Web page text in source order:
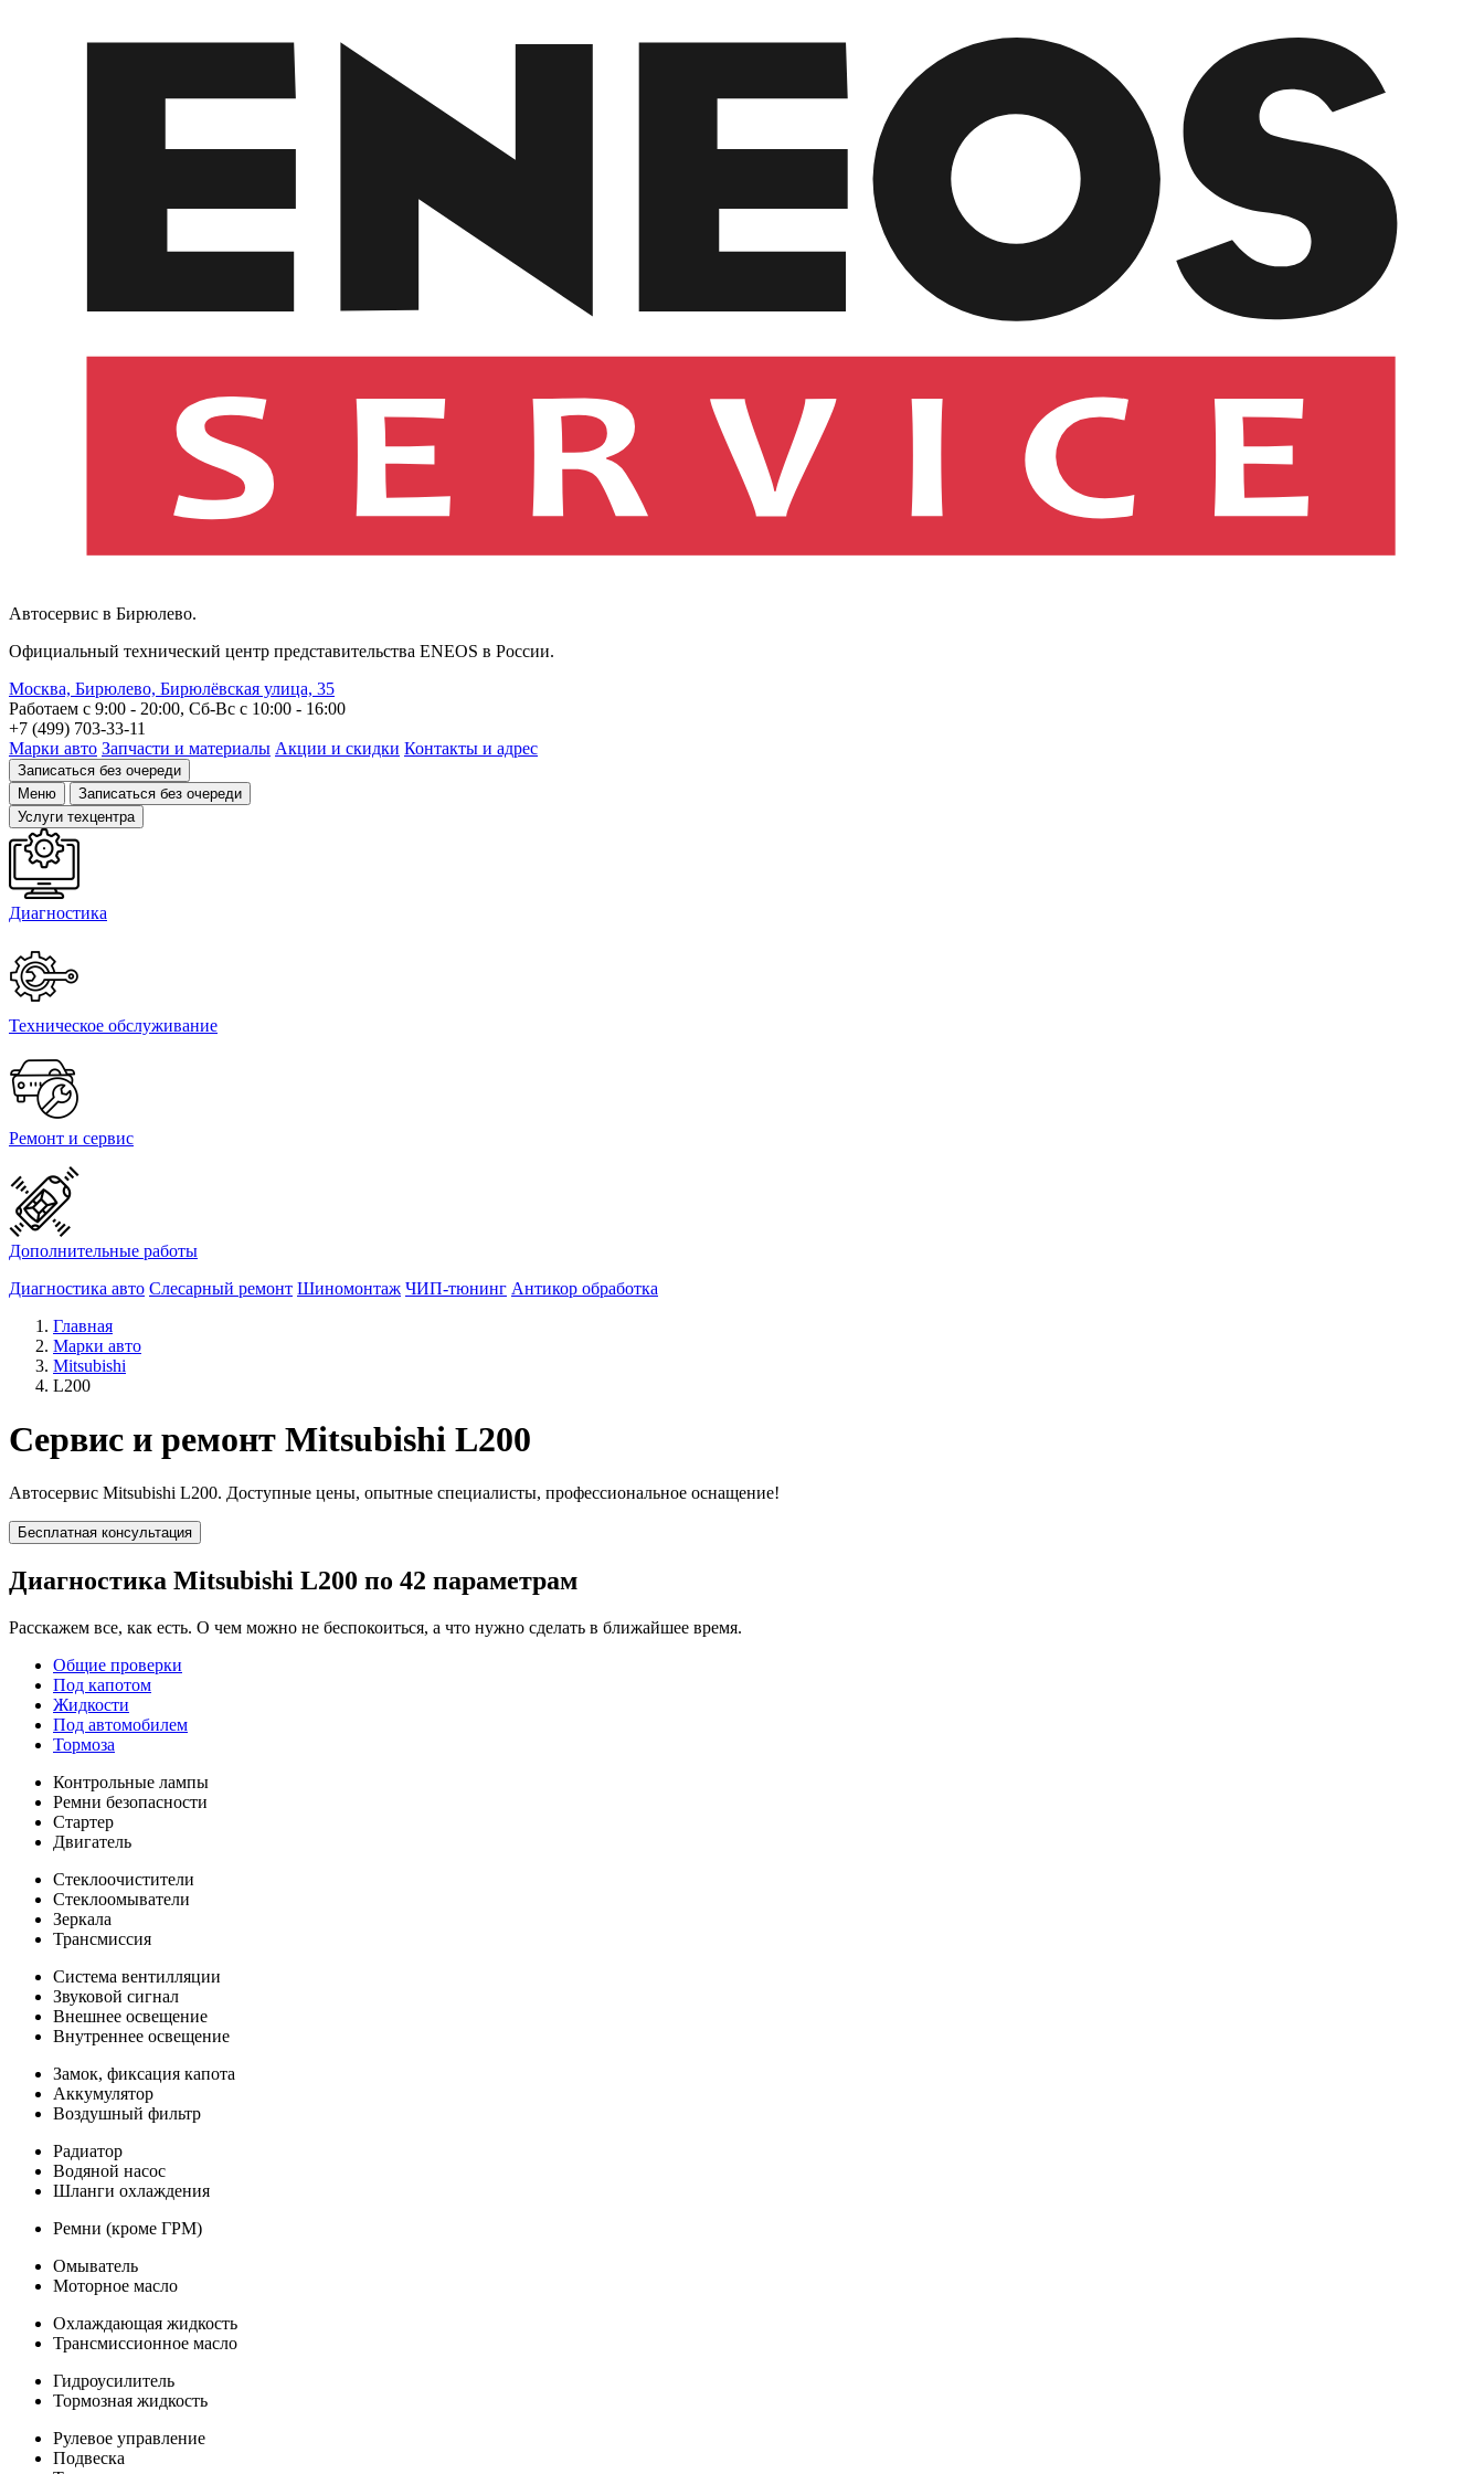
Автосервис в Бирюлево.
Официальный технический центр представительства ENEOS в России.
Москва, Бирюлево, Бирюлёвская улица, 35
Работаем с 9:00 - 20:00, Сб-Вс c 10:00 - 16:00
+7 (499) 703-33-11
Марки авто Запчасти и материалы Акции и скидки Контакты и адрес
Записаться без очереди
Меню
Записаться без очереди
Услуги техцентра
Диагностика
Техническое обслуживание
Ремонт и сервис
Дополнительные работы
Диагностика авто Слесарный ремонт Шиномонтаж ЧИП-тюнинг Антикор обработка
Главная
Марки авто
Mitsubishi
L200
Сервис и ремонт Mitsubishi L200
Автосервис Mitsubishi L200. Доступные цены, опытные специалисты, профессиональное оснащение!
Бесплатная консультация
Диагностика Mitsubishi L200 по 42 параметрам
Расскажем все, как есть. О чем можно не беспокоиться, а что нужно сделать в ближайшее время.
Общие проверки
Под капотом
Жидкости
Под автомобилем
Тормоза
Контрольные лампы
Ремни безопасности
Стартер
Двигатель
Стеклоочистители
Стеклоомыватели
Зеркала
Трансмиссия
Система вентилляции
Звуковой сигнал
Внешнее освещение
Внутреннее освещение
Замок, фиксация капота
Аккумулятор
Воздушный фильтр
Радиатор
Водяной насос
Шланги охлаждения
Ремни (кроме ГРМ)
Омыватель
Моторное масло
Охлаждающая жидкость
Трансмиссионное масло
Гидроусилитель
Тормозная жидкость
Рулевое управление
Подвеска